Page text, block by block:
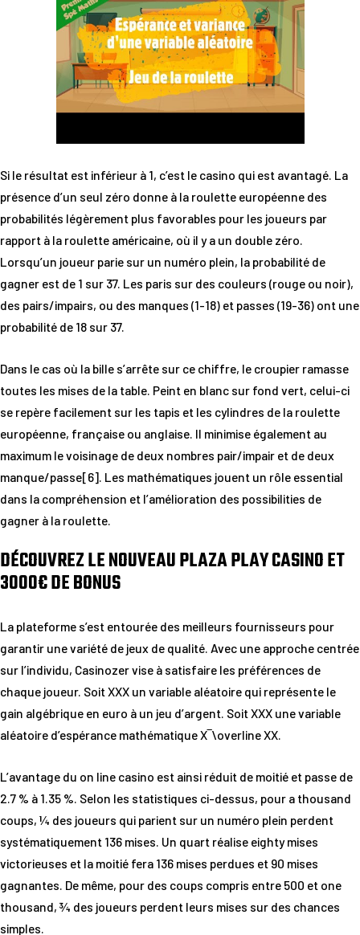
Si le résultat est inférieur à 1, c’est le casino qui est avantagé. La
présence d’un seul zéro donne à la roulette européenne des
probabilités légèrement plus favorables pour les joueurs par
rapport à la roulette américaine, où il y a un double zéro.
Lorsqu’un joueur parie sur un numéro plein, la probabilité de
gagner est de 1 sur 37. Les paris sur des couleurs (rouge ou noir),
des pairs/impairs, ou des manques (1-18) et passes (19-36) ont une
probabilité de 18 sur 37.
Dans le cas où la bille s’arrête sur ce chiffre, le croupier ramasse
toutes les mises de la table. Peint en blanc sur fond vert, celui-ci
se repère facilement sur les tapis et les cylindres de la roulette
européenne, française ou anglaise. Il minimise également au
maximum le voisinage de deux nombres pair/impair et de deux
manque/passe[6]. Les mathématiques jouent un rôle essential
dans la compréhension et l’amélioration des possibilities de
gagner à la roulette.
DÉCOUVREZ LE NOUVEAU PLAZA PLAY CASINO ET
3000€ DE BONUS
La plateforme s’est entourée des meilleurs fournisseurs pour
garantir une variété de jeux de qualité. Avec une approche centrée
sur l’individu, Casinozer vise à satisfaire les préférences de
chaque joueur. Soit XXX un variable aléatoire qui représente le
gain algébrique en euro à un jeu d’argent. Soit XXX une variable
aléatoire d’espérance mathématique X‾\overline X​X​​​.
L’avantage du on line casino est ainsi réduit de moitié et passe de
2.7 % à 1.35 %. Selon les statistiques ci-dessus, pour a thousand
coups, ¼ des joueurs qui parient sur un numéro plein perdent
systématiquement 136 mises. Un quart réalise eighty mises
victorieuses et la moitié fera 136 mises perdues et 90 mises
gagnantes. De même, pour des coups compris entre 500 et one
thousand, ¾ des joueurs perdent leurs mises sur des chances
simples.